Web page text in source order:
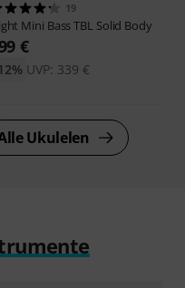
19
Mini Bass TBL Solid Body
€
UVP: 339 €
Ukulelen